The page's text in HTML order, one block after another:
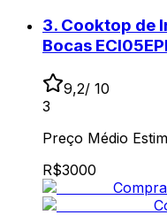
3. Cooktop de
Bocas
9,2/ 10
3
Preço Médio
R$3000